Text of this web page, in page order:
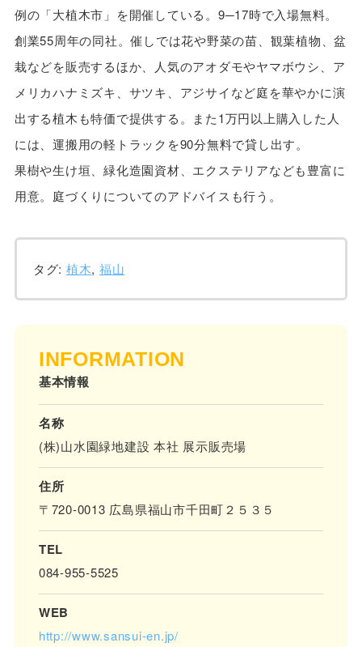
例の「大植木市」を開催している。9─17時で入場無料。
創業55周年の同社。催しでは花や野菜の苗、観葉植物、盆
栽などを販売するほか、人気のアオダモやヤマボウシ、ア
メリカハナミズキ、サツキ、アジサイなど庭を華やかに演
出する植木も特価で提供する。また1万円以上購入した人
には、運搬用の軽トラックを90分無料で貸し出す。
果樹や生け垣、緑化造園資材、エクステリアなども豊富に
用意。庭づくりについてのアドバイスも行う。
タグ: 植木, 福山
INFORMATION
基本情報
名称
(株)山水園緑地建設 本社 展示販売場
住所
〒720-0013 広島県福山市千田町２５３５
TEL
084-955-5525
WEB
http://www.sansui-en.jp/